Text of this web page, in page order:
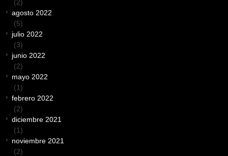
(2)
agosto 2022
(5)
julio 2022
(3)
junio 2022
(2)
mayo 2022
(1)
febrero 2022
(2)
diciembre 2021
(1)
noviembre 2021
(2)